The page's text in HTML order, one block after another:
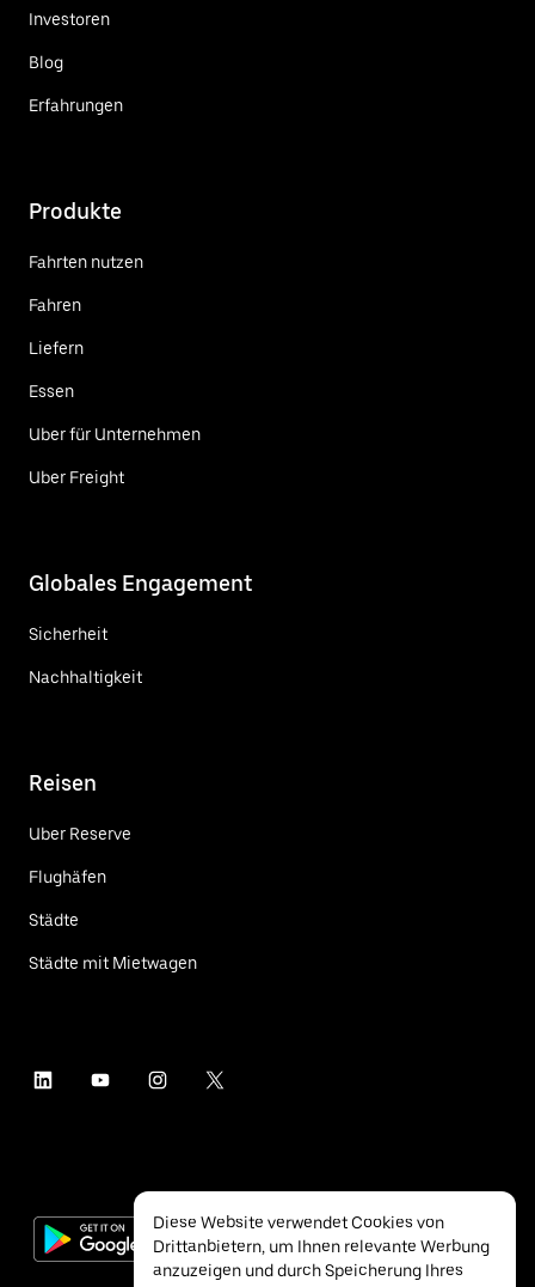
Investoren
Blog
Erfahrungen
Produkte
Fahrten nutzen
Fahren
Liefern
Essen
Uber für Unternehmen
Uber Freight
Globales Engagement
Sicherheit
Nachhaltigkeit
Reisen
Uber Reserve
Flughäfen
Städte
Städte mit Mietwagen
Diese Website verwendet Cookies von
Drittanbietern, um Ihnen relevante Werbung
anzuzeigen und durch Speicherung Ihres